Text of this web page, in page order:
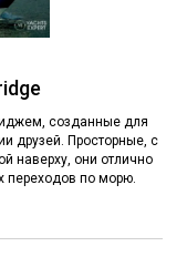
созданные для
друзей. Просторные, с
наверху, они отлично
переходов по морю.